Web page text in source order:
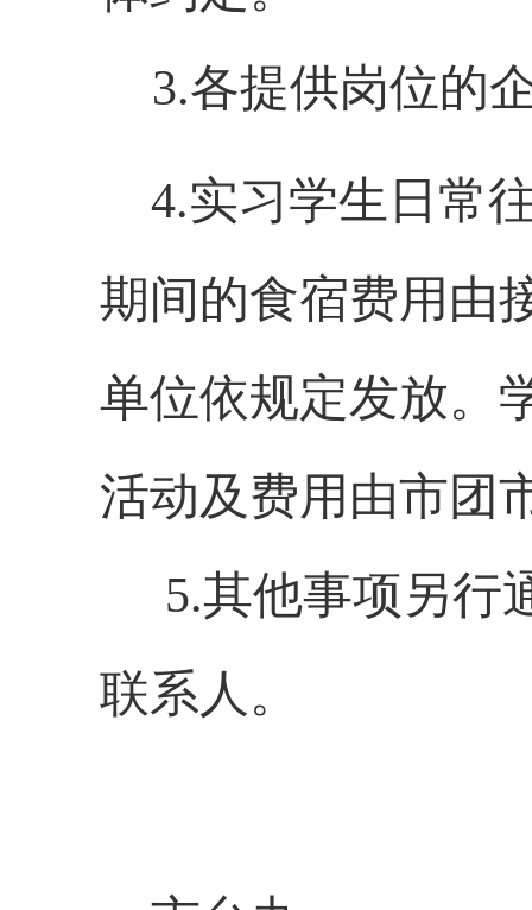
3.各提供岗位的
4.实习学生日常
期间的食宿费用由
单位依规定发放。
活动及费用由市团
5.其他事项另行
联系人 。